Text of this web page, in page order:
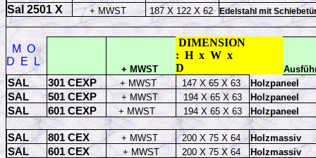
Sal 2501 X + MWST 187 X 122 X 62Edelstahl mit
M O
D E L
+ MWST
DIMENSION
: H x W x
D
SAL 301 CEXP + MWST 147 X 65 X 63 Holzpaneel
SAL 501 CEXP + MWST 194 X 65 X 63 Holzpaneel
SAL 601 CEXP + MWST 194 X 65 X 63 Holzpaneel
SAL 801 CEX + MWST 200 X 75 X 64 Holzmassiv
SAL 601 CEX + MWST 200 X 75 X 64
Holzmassiv